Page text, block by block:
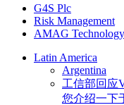
G4S Plc
Risk Management
AMAG Technology
Latin America
Argentina
工信部回应
您介绍一下